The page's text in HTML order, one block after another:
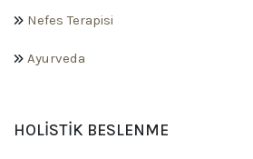
Nefes Terapisi
Ayurveda
HOLISTIK BESLENME